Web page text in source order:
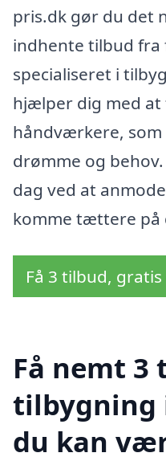
pris.dk gør du det
indhente tilbud
specialiseret i
hjælper dig med
håndværkere, som
drømme og
dag ved at
komme tættere på
Få 3 tilbud,
Få nemt 3
tilbygning
du kan